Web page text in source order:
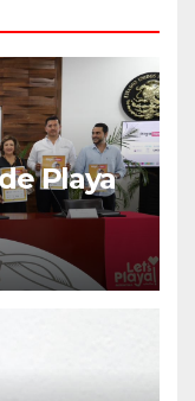
Playa